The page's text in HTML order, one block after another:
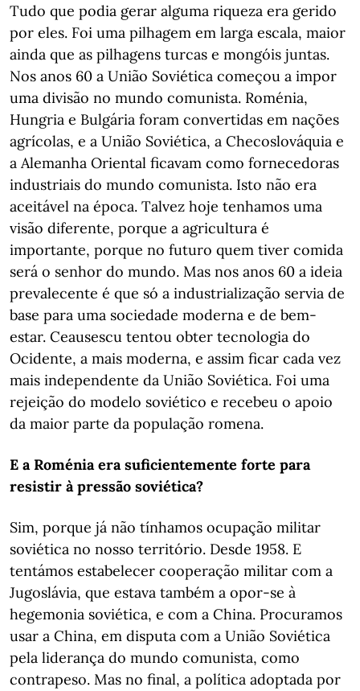
Tudo que podia gerar alguma riqueza era gerido
por eles. Foi uma pilhagem em larga escala, maior
ainda que as pilhagens turcas e mongóis juntas.
Nos anos 60 a União Soviética começou a impor
uma divisão no mundo comunista. Roménia,
Hungria e Bulgária foram convertidas em nações
agrícolas, e a União Soviética, a Checoslováquia e
a Alemanha Oriental ficavam como fornecedoras
industriais do mundo comunista. Isto não era
aceitável na época. Talvez hoje tenhamos uma
visão diferente, porque a agricultura é
importante, porque no futuro quem tiver comida
será o senhor do mundo. Mas nos anos 60 a ideia
prevalecente é que só a industrialização servia de
base para uma sociedade moderna e de bem-
estar. Ceausescu tentou obter tecnologia do
Ocidente, a mais moderna, e assim ficar cada vez
mais independente da União Soviética. Foi uma
rejeição do modelo soviético e recebeu o apoio
da maior parte da população romena.
E a Roménia era suficientemente forte para
resistir à pressão soviética?
Sim, porque já não tínhamos ocupação militar
soviética no nosso território. Desde 1958. E
tentámos estabelecer cooperação militar com a
Jugoslávia, que estava também a opor-se à
hegemonia soviética, e com a China. Procuramos
usar a China, em disputa com a União Soviética
pela liderança do mundo comunista, como
contrapeso. Mas no final, a política adoptada por